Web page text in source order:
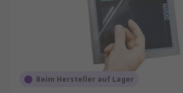
Beim Hersteller auf Lager